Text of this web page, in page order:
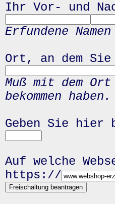
Ihr Vor- und
Erfundene
Ort, an dem
Muß mit dem
bekommen haben.
Geben Sie hier
Auf welche
https://